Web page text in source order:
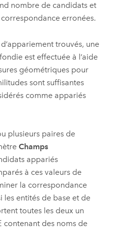
nombre de candidats et
erronées.
trouvés, une
est effectuée à l’aide
géométriques pour
sont suffisantes
comme appariés
plusieurs paires de
Champs
appariés
à ces valeurs de
la correspondance
les entités de base et de
toutes les deux un
contenant des noms de